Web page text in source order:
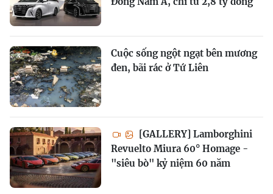
Cuộc sống ngột ngạt bên mương
đen, bãi rác ở Tứ Liên
[GALLERY] Lamborghini
Revuelto Miura 60° Homage -
"siêu bò" kỷ niệm 60 năm